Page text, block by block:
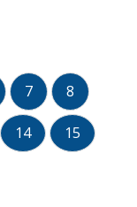
7 8
14 15